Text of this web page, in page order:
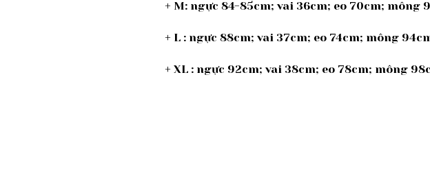
+ M: ngực 84-85cm; vai 36cm; eo 70cm; mông
+ L : ngực 88cm; vai 37cm; eo 74cm; mông
+ XL : ngực 92cm; vai 38cm; eo 78cm; mông